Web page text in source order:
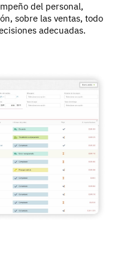
del personal,
sobre las ventas, todo
adecuadas.